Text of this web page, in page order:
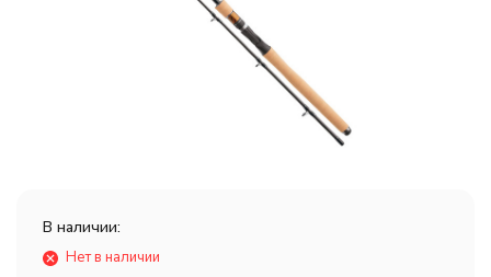
В наличии:
Нет в наличии